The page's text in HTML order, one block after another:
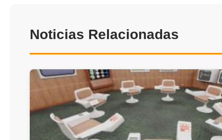
Noticias Relacionadas